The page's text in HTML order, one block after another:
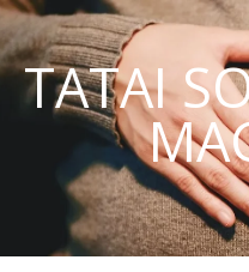
TATAI